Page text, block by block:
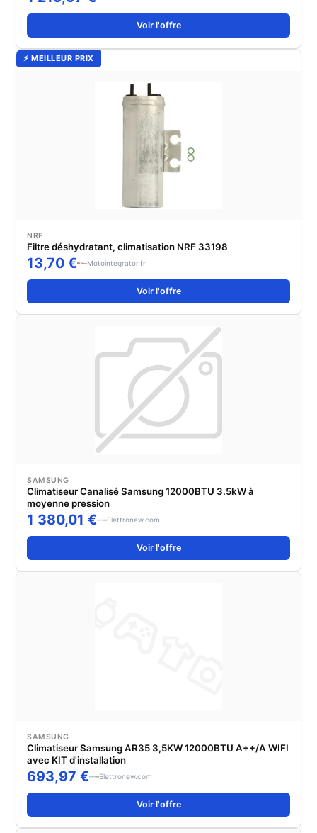
Voir l'offre
⚡ MEILLEUR PRIX
NRF
Filtre déshydratant, climatisation NRF 33198
13,70 € Motointegrator.fr
Voir l'offre
SAMSUNG
Climatiseur Canalisé Samsung 12000BTU 3.5kW à
moyenne pression
1 380,01 € Elettronew.com
Voir l'offre
SAMSUNG
Climatiseur Samsung AR35 3,5KW 12000BTU A++/A WIFI
avec KIT d'installation
693,97 € Elettronew.com
Voir l'offre